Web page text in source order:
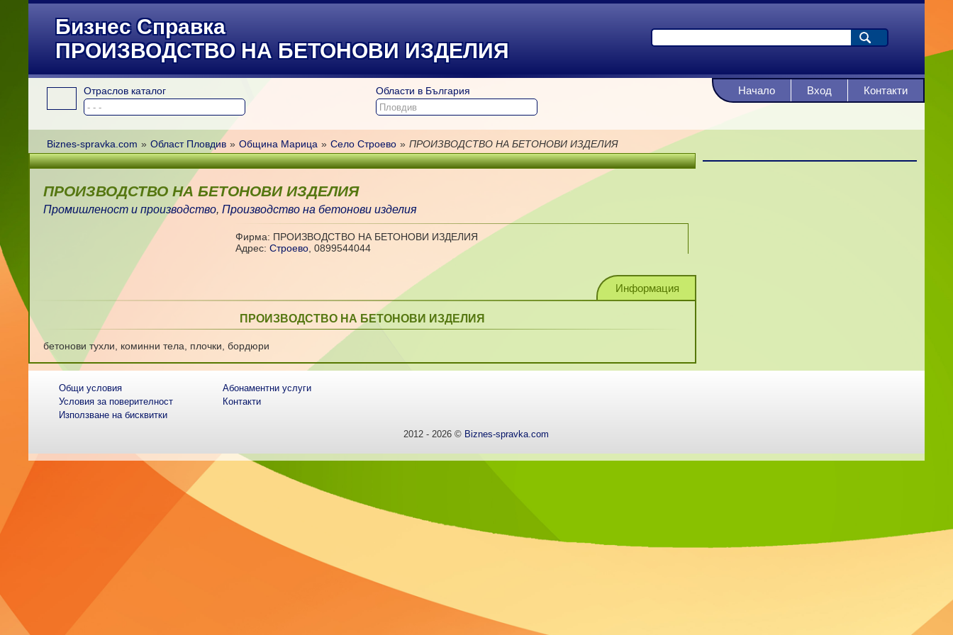
Бизнес Справка
ПРОИЗВОДСТВО НА БЕТОНОВИ ИЗДЕЛИЯ
Отраслов каталог Области в България Начало Вход Контакти
Biznes-spravka.com » Област Пловдив » Община Марица » Село Строево » ПРОИЗВОДСТВО НА БЕТОНОВИ ИЗДЕЛИЯ
ПРОИЗВОДСТВО НА БЕТОНОВИ ИЗДЕЛИЯ
Промишленост и производство,Производство на бетонови изделия
Фирма: ПРОИЗВОДСТВО НА БЕТОНОВИ ИЗДЕЛИЯ
Адрес:Строево ,0899544044
Информация
ПРОИЗВОДСТВО НА БЕТОНОВИ ИЗДЕЛИЯ
бетонови тухли, коминни тела, плочки, бордюри
Общи условия
Условия за поверителност
Използване на бисквитки
Абонаментни услуги
Контакти
2012 - 2026 © Biznes-spravka.com